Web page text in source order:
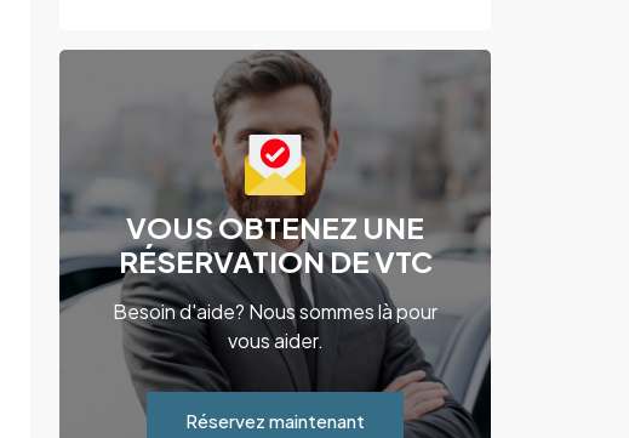
VOUS OBTENEZ UNE
RÉSERVATION DE VTC
Besoin d'aide? Nous sommes là pour
vous aider.
Réservez maintenant